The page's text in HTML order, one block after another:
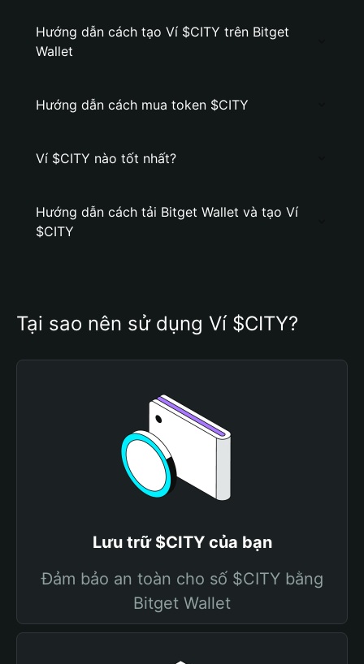
Hướng dẫn cách tạo Ví $CITY trên Bitget
Wallet
Hướng dẫn cách mua token $CITY
Ví $CITY nào tốt nhất?
Hướng dẫn cách tải Bitget Wallet và tạo Ví
$CITY
Tại sao nên sử dụng Ví $CITY?
Lưu trữ $CITY của bạn
Đảm bảo an toàn cho số $CITY bằng
Bitget Wallet